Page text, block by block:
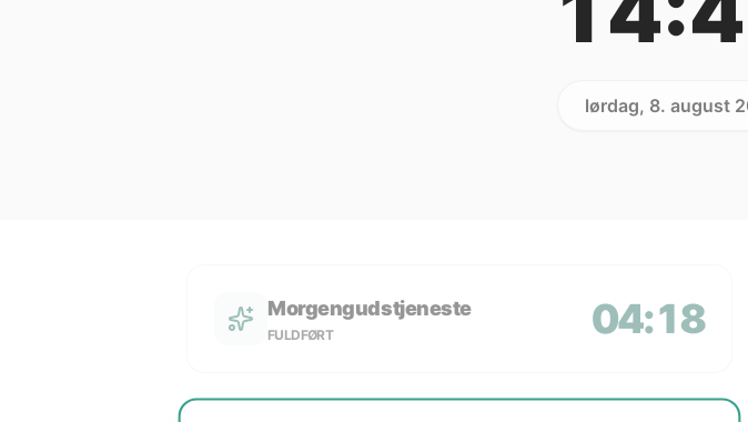
lørdag, 8. august
Morgengudstjeneste
FULDFØRT 04:18